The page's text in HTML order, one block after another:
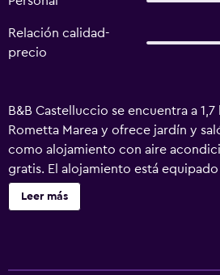
Relación calidad-
precio
B&B Castelluccio se encuentra a
Rometta Marea y ofrece jardín y
como alojamiento con aire
gratis. El alojamiento está
plana y baño privado con bidet,
La cocina dispone de microondas,
Leer más